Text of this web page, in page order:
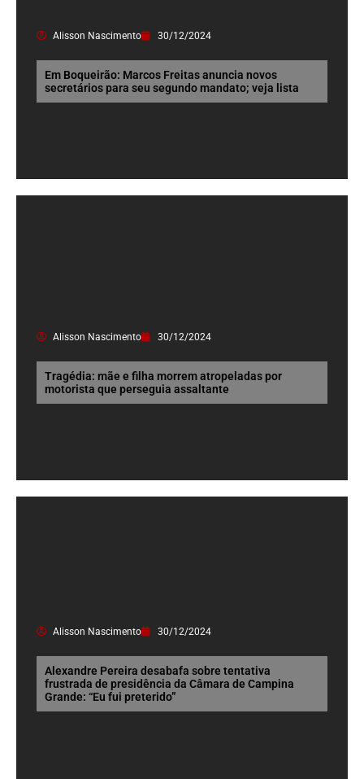
Alisson Nascimento 30/12/2024
Em Boqueirão: Marcos Freitas anuncia novos
secretários para seu segundo mandato; veja lista
Alisson Nascimento 30/12/2024
Tragédia: mãe e filha morrem atropeladas por
motorista que perseguia assaltante
Alisson Nascimento 30/12/2024
Alexandre Pereira desabafa sobre tentativa
frustrada de presidência da Câmara de Campina
Grande: “Eu fui preterido”